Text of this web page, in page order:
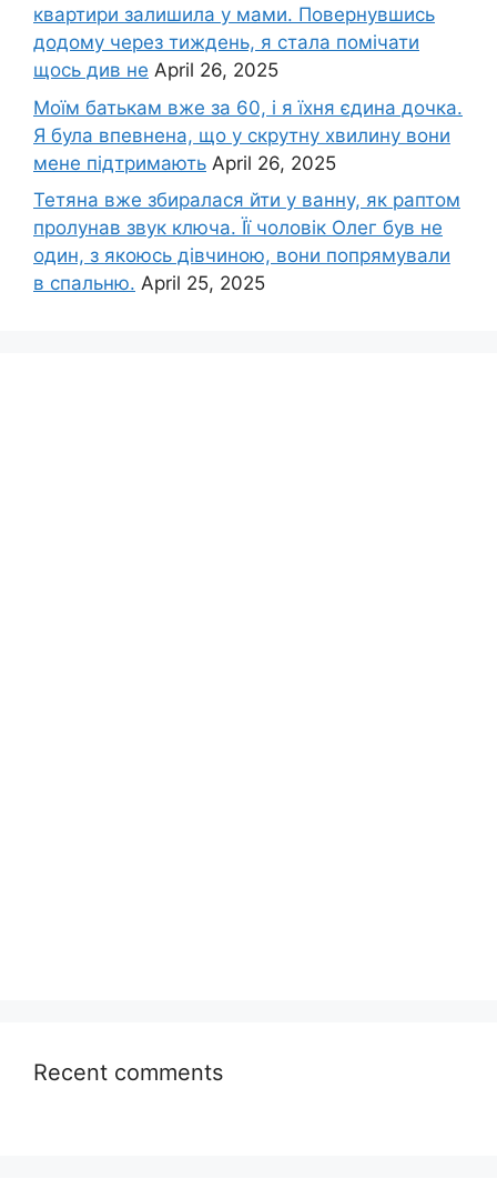
квартири залишила у мами. Повернувшись
додому через тиждень, я стала помічати
щось див не April 26, 2025
Моїм батькам вже за 60, і я їхня єдина дочка.
Я була впевнена, що у скрутну хвилину вони
мене підтримають April 26, 2025
Тетяна вже збиралася йти у ванну, як раптом
пролунав звук ключа. Її чоловік Олег був не
один, з якоюсь дівчиною, вони попрямували
в спальню. April 25, 2025
Recent comments